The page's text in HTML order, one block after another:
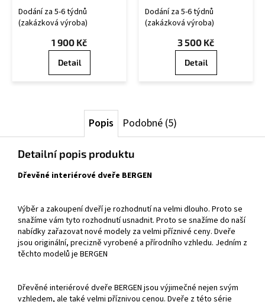
OS/U
Dodání za 5-6 týdnů
(zakázková výroba)
1 900 Kč
Detail
CZ OSU/R
Dodání za 5-6 týdnů
(zakázková výroba)
3 500 Kč
Detail
Popis Podobné (5)
Detailní popis produktu
Dřevěné interiérové dveře BERGEN
Výběr a zakoupení dveří je rozhodnutí na velmi dlouho. Proto se
snažíme vám tyto rozhodnutí usnadnit. Proto se snažíme do naší
nabídky zařazovat nové modely za velmi příznivé ceny. Dveře
jsou originální, precizně vyrobené a přírodního vzhledu. Jedním z
těchto modelů je BERGEN
Dřevěné interiérové dveře BERGEN jsou výjimečné nejen svým
vzhledem, ale také velmi příznivou cenou. Dveře z této série